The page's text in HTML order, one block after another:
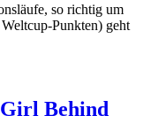
so richtig um
Punkten) geht
Behind